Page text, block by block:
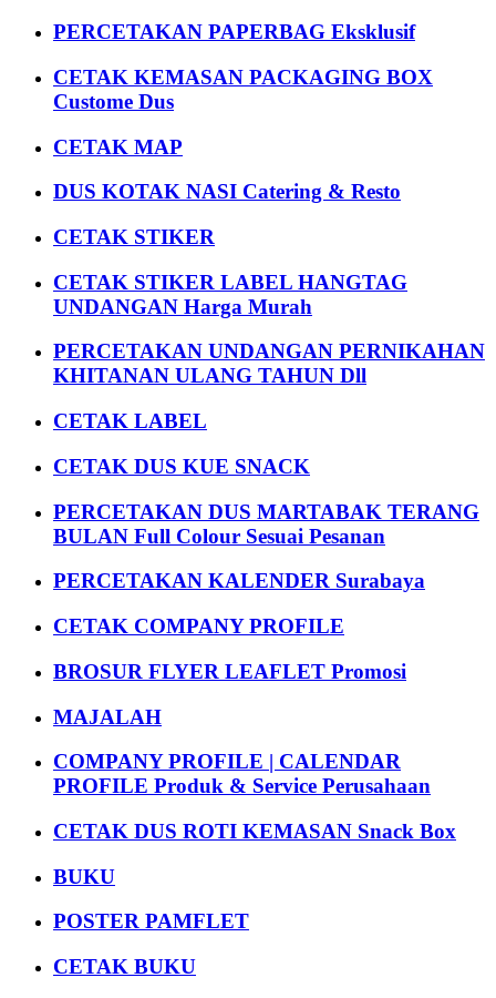
PERCETAKAN PAPERBAG Eksklusif
CETAK KEMASAN PACKAGING BOX
Custome Dus
CETAK MAP
DUS KOTAK NASI Catering & Resto
CETAK STIKER
CETAK STIKER LABEL HANGTAG
UNDANGAN Harga Murah
PERCETAKAN UNDANGAN PERNIKAHAN
KHITANAN ULANG TAHUN Dll
CETAK LABEL
CETAK DUS KUE SNACK
PERCETAKAN DUS MARTABAK TERANG
BULAN Full Colour Sesuai Pesanan
PERCETAKAN KALENDER Surabaya
CETAK COMPANY PROFILE
BROSUR FLYER LEAFLET Promosi
MAJALAH
COMPANY PROFILE | CALENDAR
PROFILE Produk & Service Perusahaan
CETAK DUS ROTI KEMASAN Snack Box
BUKU
POSTER PAMFLET
CETAK BUKU